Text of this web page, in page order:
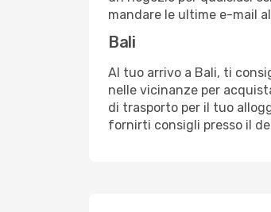
mandare le ultime e-mail
Bali
Al tuo arrivo a Bali, ti
nelle vicinanze per
di trasporto per il tuo
fornirti consigli presso il